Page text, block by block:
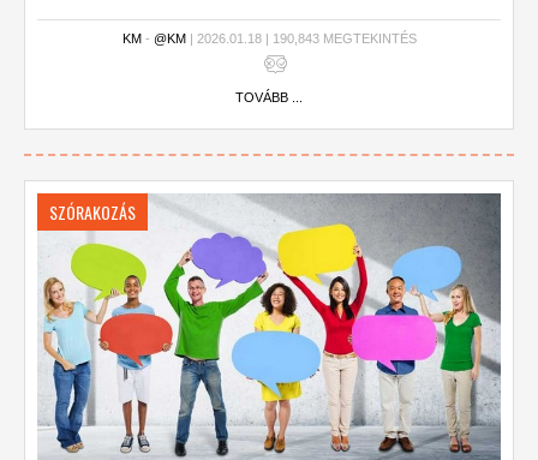
KM- @KM| 2026.01.18 | 190,843 MEGTEKINTÉS
TOVÁBB ...
SZÓRAKOZÁS